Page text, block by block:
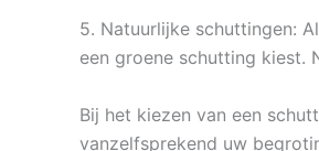
5. Natuurlijke schuttingen:
een groene schutting kiest.
Bij het kiezen van een
vanzelfsprekend uw